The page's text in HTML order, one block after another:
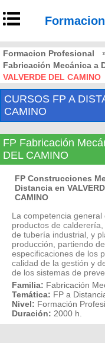
Formacion
Formacion Profesional
Fabricación Mecánica a
VALVERDE DEL CAMINO
CURSOS FP A
CAMINO
FP Fabricación
DEL CAMINO
FP Construcciones
Distancia en
CAMINO
La competencia
productos de
de tubería industrial, y
producción, partiendo
especificaciones de los
calidad de la gestión y
de los sistemas de
Familia: Fabricación
Temática: FP a
Nivel: Formación
Duración: 2000 h.